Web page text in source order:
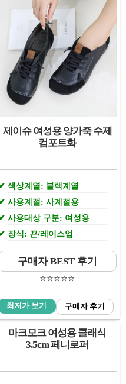
제이슈 여성용 양가죽 수제
컴포트화
색상계열: 블랙계열
사용계절: 사계절용
사용대상 구분: 여성용
장식: 끈/레이스업
구매자 BEST 후기
⭐️⭐️⭐️⭐️⭐️
최저가 보기 구매자 후기
마크모크 여성용 클래식
3.5cm 페니로퍼